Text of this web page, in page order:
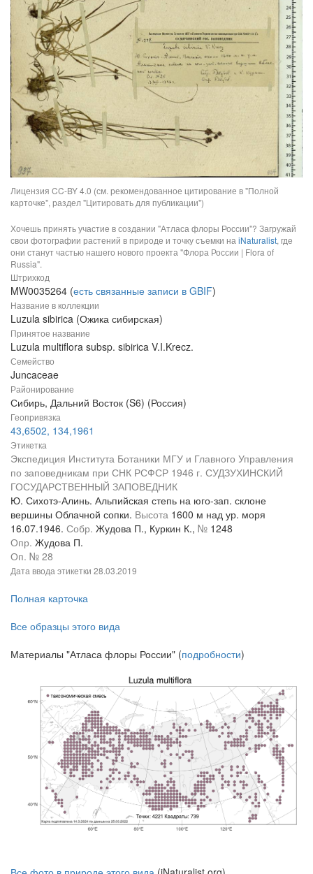
Лицензия CC-BY 4.0 (см. рекомендованное цитирование в "Полной
карточке", раздел "Цитировать для публикации")
Хочешь принять участие в создании "Атласа флоры России"? Загружай
свои фотографии растений в природе и точку съемки на iNaturalist, где
они станут частью нашего нового проекта "Флора России | Flora of
Russia".
Штрихкод
MW0035264 (есть связанные записи в GBIF)
Название в коллекции
Luzula sibirica (Ожика сибирская)
Принятое название
Luzula multiflora subsp. sibirica V.I.Krecz.
Семейство
Juncaceae
Районирование
Сибирь, Дальний Восток (S6) (Россия)
Геопривязка
43,6502, 134,1961
Этикетка
Экспедиция Института Ботаники МГУ и Главного Управления
по заповедникам при СНК РСФСР 1946 г. СУДЗУХИНСКИЙ
ГОСУДАРСТВЕННЫЙ ЗАПОВЕДНИК
Ю. Сихотэ-Алинь. Альпийская степь на юго-зап. склоне
вершины Облачной сопки. Высота 1600 м над ур. моря
16.07.1946. Собр. Жудова П., Куркин К., № 1248
Опр. Жудова П.
Оп. № 28
Дата ввода этикетки 28.03.2019
Полная карточка
Все образцы этого вида
Материалы "Атласа флоры России" (подробности)